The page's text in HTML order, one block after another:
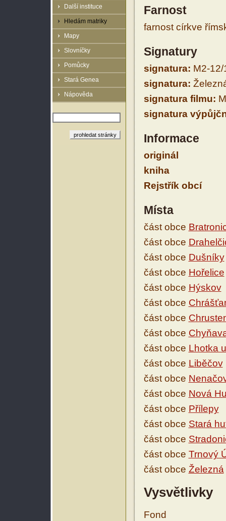
Další instituce
Hledám matriky
Mapy
Slovníčky
Pomůcky
Stará Genea
Nápověda
Farnost
farnost církve
Signatury
signatura: M2-12/
signatura:
signatura filmu:
signatura
Informace
originál
kniha
Rejstřík obcí
Místa
část obce
část obce
část obce Dušníky
část obce Hořelice
část obce Hýskov
část obce
část obce
část obce
část obce Lhotka
část obce Liběčov
část obce
část obce Nová
část obce Přílepy
část obce Stará
část obce
část obce Trnový
část obce Železná
Vysvětlivky
Fond